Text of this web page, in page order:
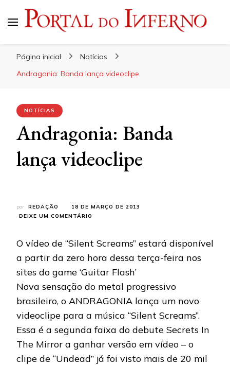
Página inicial
Notícias
Andragonia: Banda lança videoclipe
NOTÍCIAS
Andragonia: Banda
lança videoclipe
por REDAÇÃO
18 DE MARÇO DE 2013
DEIXE UM COMENTÁRIO
LANÇA
O vídeo de “Silent Screams” estará disponível
a partir da zero hora dessa terça-feira nos
sites do game ‘Guitar Flash’
Nova sensação do metal progressivo
brasileiro, o ANDRAGONIA lança um novo
videoclipe para a música “Silent Screams”.
Essa é a segunda faixa do debute Secrets In
The Mirror a ganhar versão em vídeo – o
clipe de “Undead” já foi visto mais de 20 mil